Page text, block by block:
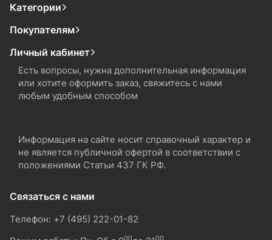
Категории
Покупателям
Личный кабинет
Есть вопросы, нужна дополнительная информация
или хотите оформить заказ, свяжитесь с нами
любым удобным способом
Информация на сайте носит справочный характер и
не является публичной офертой в соответствии с
положениями Статьи 437 ГК РФ.
Связаться с нами
Телефон: +7 (495) 222-01-82